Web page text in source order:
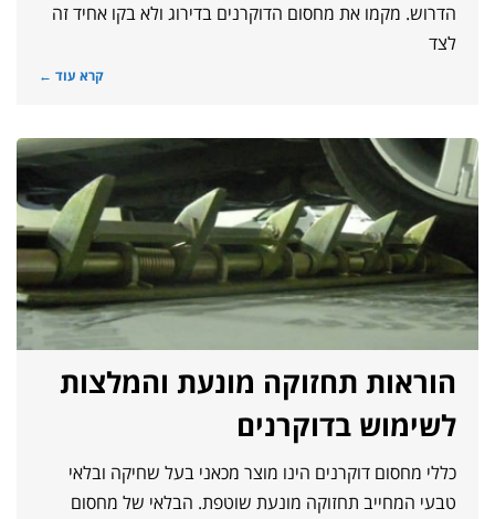
הדרוש. מקמו את מחסום הדוקרנים בדירוג ולא בקו אחיד זה
לצד
קרא עוד ←
הוראות תחזוקה מונעת והמלצות
לשימוש בדוקרנים
כללי מחסום דוקרנים הינו מוצר מכאני בעל שחיקה ובלאי
טבעי המחייב תחזוקה מונעת שוטפת. הבלאי של מחסום